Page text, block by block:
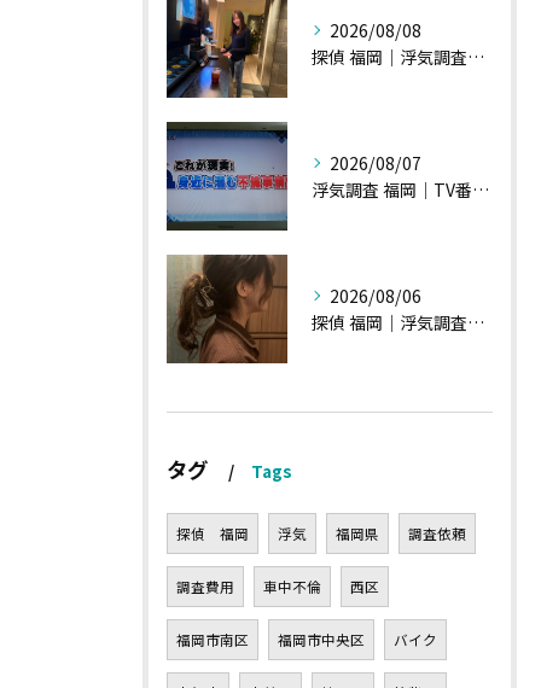
2026/08/08
探偵 福岡｜浮気調査、諸状況、そして雑談へ
2026/08/07
浮気調査 福岡｜TV番組15分間の特集の時のお話①
2026/08/06
探偵 福岡｜浮気調査の現場から・・・・チハルさん特集
タグ Tags
探偵 福岡 浮気 福岡県 調査依頼
調査費用 車中不倫 西区
福岡市南区 福岡市中央区 バイク